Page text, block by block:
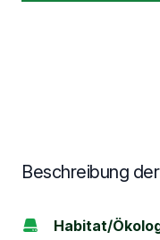
Beschreibung
Habitat/